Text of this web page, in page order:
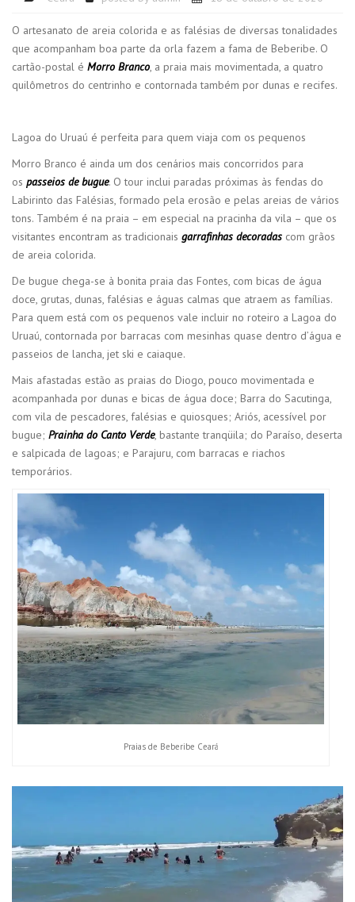
O artesanato de areia colorida e as falésias de diversas tonalidades
que acompanham boa parte da orla fazem a fama de Beberibe. O
cartão-postal é Morro Branco, a praia mais movimentada, a quatro
quilômetros do centrinho e contornada também por dunas e recifes.
Lagoa do Uruaú é perfeita para quem viaja com os pequenos
Morro Branco é ainda um dos cenários mais concorridos para
os passeios de bugue. O tour inclui paradas próximas às fendas do
Labirinto das Falésias, formado pela erosão e pelas areias de vários
tons. Também é na praia – em especial na pracinha da vila – que os
visitantes encontram as tradicionais garrafinhas decoradas com grãos
de areia colorida.
De bugue chega-se à bonita praia das Fontes, com bicas de água
doce, grutas, dunas, falésias e águas calmas que atraem as famílias.
Para quem está com os pequenos vale incluir no roteiro a Lagoa do
Uruaú, contornada por barracas com mesinhas quase dentro d’água e
passeios de lancha, jet ski e caiaque.
Mais afastadas estão as praias do Diogo, pouco movimentada e
acompanhada por dunas e bicas de água doce; Barra do Sacutinga,
com vila de pescadores, falésias e quiosques; Ariós, acessível por
bugue; Prainha do Canto Verde, bastante tranqüila; do Paraíso, deserta
e salpicada de lagoas; e Parajuru, com barracas e riachos
temporários.
Praias de Beberibe Ceará